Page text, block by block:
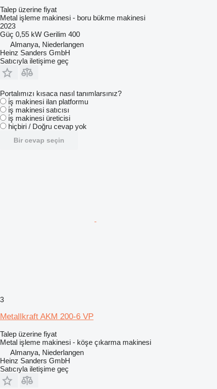
Talep üzerine fiyat
Metal işleme makinesi - boru bükme makinesi
2023
Güç 0,55 kW Gerilim 400
Almanya, Niederlangen
Heinz Sanders GmbH
Satıcıyla iletişime geç
Portalımızı kısaca nasıl tanımlarsınız?
i̇ş makinesi ilan platformu
i̇ş makinesi satıcısı
i̇ş makinesi üreticisi
hiçbiri / Doğru cevap yok
Bir cevap seçin
3
Metallkraft AKM 200-6 VP
Talep üzerine fiyat
Metal işleme makinesi - köşe çıkarma makinesi
Almanya, Niederlangen
Heinz Sanders GmbH
Satıcıyla iletişime geç